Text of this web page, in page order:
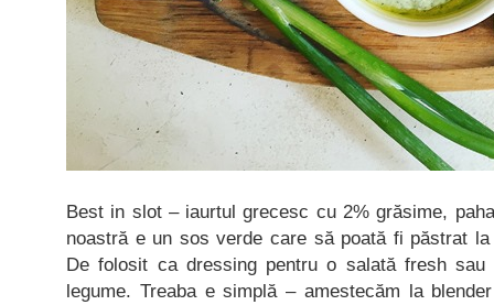
Best in slot – iaurtul grecesc cu 2% grăsime,
noastră e un sos verde care să poată fi păstrat
De folosit ca dressing pentru o salată fresh
legume. Treaba e simplă – amestecăm la